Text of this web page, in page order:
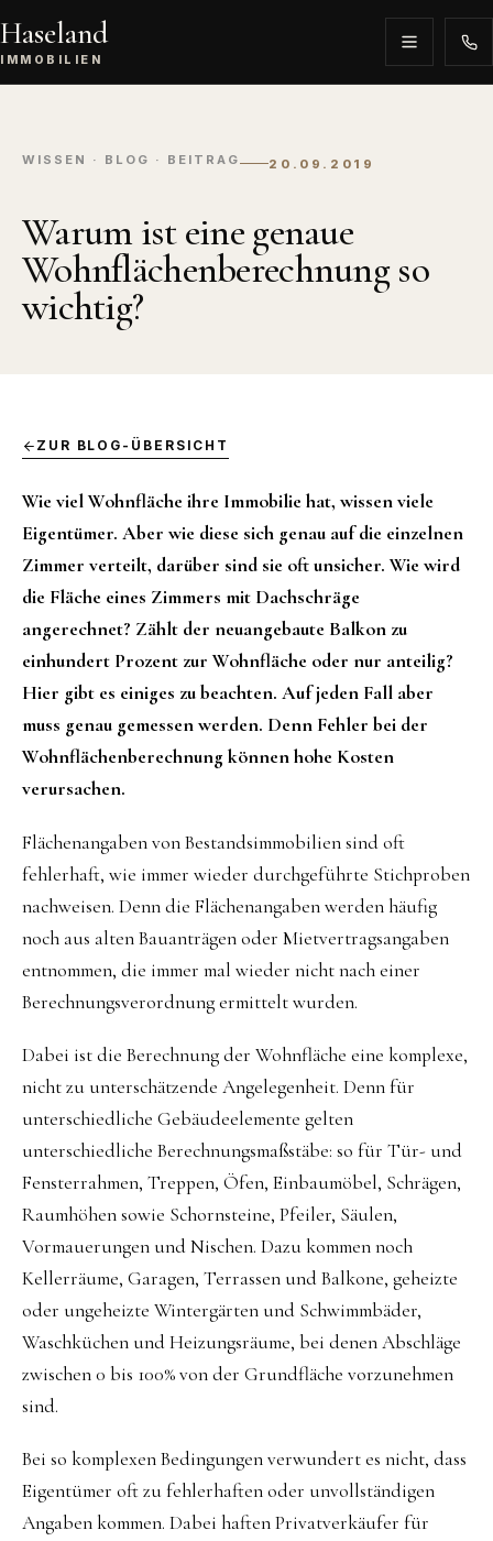
Haseland
IMMOBILIEN
WISSEN · BLOG · BEITRAG 20.09.2019
Warum ist eine genaue
Wohnflächenberechnung so
wichtig?
ZUR BLOG-ÜBERSICHT
Wie viel Wohnfläche ihre Immobilie hat, wissen viele
Eigentümer. Aber wie diese sich genau auf die einzelnen
Zimmer verteilt, darüber sind sie oft unsicher. Wie wird
die Fläche eines Zimmers mit Dachschräge
angerechnet? Zählt der neuangebaute Balkon zu
einhundert Prozent zur Wohnfläche oder nur anteilig?
Hier gibt es einiges zu beachten. Auf jeden Fall aber
muss genau gemessen werden. Denn Fehler bei der
Wohnflächenberechnung können hohe Kosten
verursachen.
Flächenangaben von Bestandsimmobilien sind oft
fehlerhaft, wie immer wieder durchgeführte Stichproben
nachweisen. Denn die Flächenangaben werden häufig
noch aus alten Bauanträgen oder Mietvertragsangaben
entnommen, die immer mal wieder nicht nach einer
Berechnungsverordnung ermittelt wurden.
Dabei ist die Berechnung der Wohnfläche eine komplexe,
nicht zu unterschätzende Angelegenheit. Denn für
unterschiedliche Gebäudeelemente gelten
unterschiedliche Berechnungsmaßstäbe: so für Tür- und
Fensterrahmen, Treppen, Öfen, Einbaumöbel, Schrägen,
Raumhöhen sowie Schornsteine, Pfeiler, Säulen,
Vormauerungen und Nischen. Dazu kommen noch
Kellerräume, Garagen, Terrassen und Balkone, geheizte
oder ungeheizte Wintergärten und Schwimmbäder,
Waschküchen und Heizungsräume, bei denen Abschläge
zwischen 0 bis 100% von der Grundfläche vorzunehmen
sind.
Bei so komplexen Bedingungen verwundert es nicht, dass
Eigentümer oft zu fehlerhaften oder unvollständigen
Angaben kommen. Dabei haften Privatverkäufer für